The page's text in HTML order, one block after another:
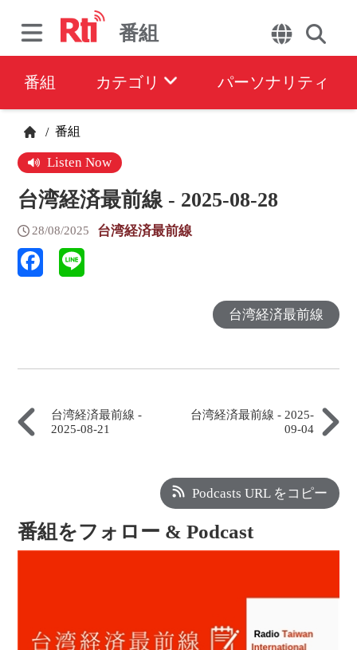
番組
番組 カテゴリ パーソナリティ
/ 番組
Listen Now
台湾経済最前線 - 2025-08-28
28/08/2025 台湾経済最前線
台湾経済最前線
台湾経済最前線 -
2025-08-21
台湾経済最前線 - 2025-
09-04
Podcasts URL をコピー
番組をフォロー & Podcast